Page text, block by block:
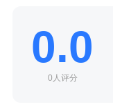
0.0
0人评分